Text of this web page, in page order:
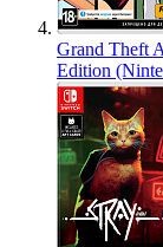
Grand Theft
Edition